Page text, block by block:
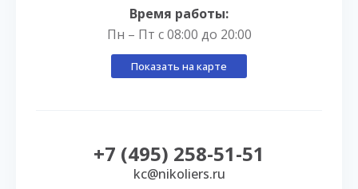
Время работы:
Пн – Пт с 08:00 до 20:00
Показать на карте
+7 (495) 258-51-51
kc@nikoliers.ru